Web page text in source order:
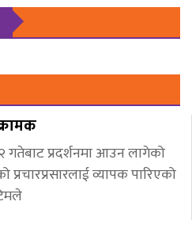
गतेबाट प्रदर्शनमा आउन लागेको
प्रचारप्रसारलाई व्यापक पारिएको